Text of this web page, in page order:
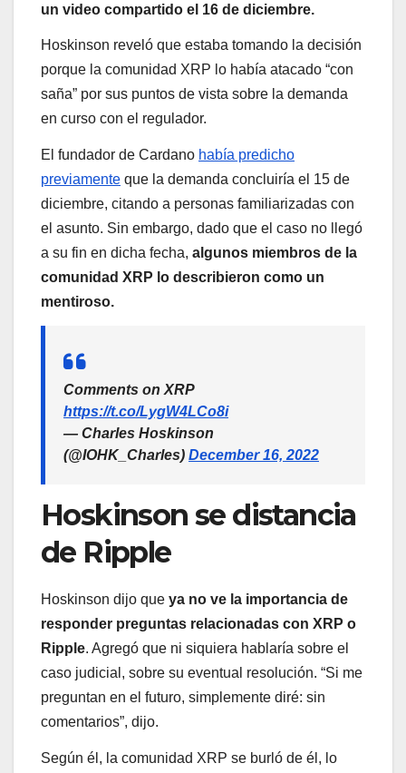
un video compartido el 16 de diciembre.
Hoskinson reveló que estaba tomando la decisión
porque la comunidad XRP lo había atacado “con
saña” por sus puntos de vista sobre la demanda
en curso con el regulador.
El fundador de Cardano había predicho
previamente que la demanda concluiría el 15 de
diciembre, citando a personas familiarizadas con
el asunto. Sin embargo, dado que el caso no llegó
a su fin en dicha fecha, algunos miembros de la
comunidad XRP lo describieron como un
mentiroso.
Comments on XRP
https://t.co/LygW4LCo8i
— Charles Hoskinson
(@IOHK_Charles) December 16, 2022
Hoskinson se distancia
de Ripple
Hoskinson dijo que ya no ve la importancia de
responder preguntas relacionadas con XRP o
Ripple. Agregó que ni siquiera hablaría sobre el
caso judicial, sobre su eventual resolución. “Si me
preguntan en el futuro, simplemente diré: sin
comentarios”, dijo.
Según él, la comunidad XRP se burló de él, lo